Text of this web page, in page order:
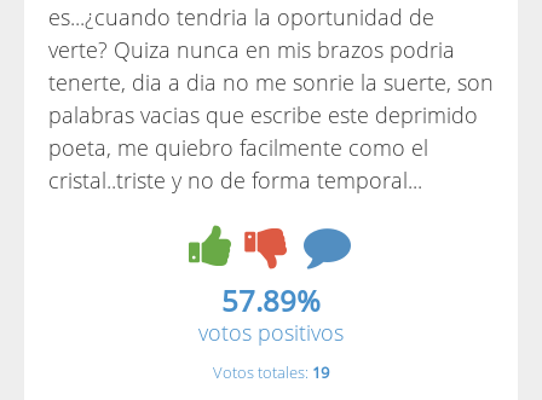
es...¿cuando tendria la oportunidad de
verte? Quiza nunca en mis brazos podria
tenerte, dia a dia no me sonrie la suerte, son
palabras vacias que escribe este deprimido
poeta, me quiebro facilmente como el
cristal..triste y no de forma temporal...
57.89%
votos positivos
Votos totales: 19